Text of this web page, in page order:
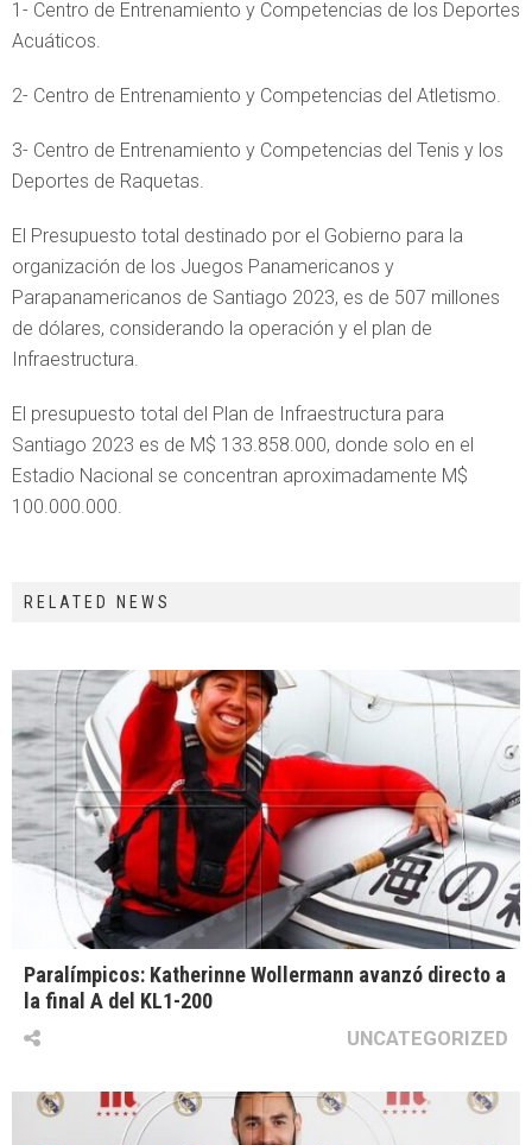
1- Centro de Entrenamiento y Competencias de los Deportes
Acuáticos.
2- Centro de Entrenamiento y Competencias del Atletismo.
3- Centro de Entrenamiento y Competencias del Tenis y los
Deportes de Raquetas.
El Presupuesto total destinado por el Gobierno para la
organización de los Juegos Panamericanos y
Parapanamericanos de Santiago 2023, es de 507 millones
de dólares, considerando la operación y el plan de
Infraestructura.
El presupuesto total del Plan de Infraestructura para
Santiago 2023 es de M$ 133.858.000, donde solo en el
Estadio Nacional se concentran aproximadamente M$
100.000.000.
RELATED NEWS
Paralímpicos: Katherinne Wollermann avanzó directo a
la final A del KL1-200
UNCATEGORIZED